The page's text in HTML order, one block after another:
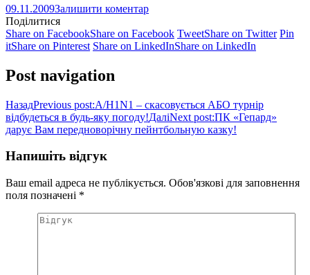
09.11.2009Залишити коментар
Поділитися
Share on FacebookShare on Facebook TweetShare on Twitter Pin
itShare on Pinterest Share on LinkedInShare on LinkedIn
Post navigation
НазадPrevious post:А/H1N1 – скасовується АБО турнір
відбудеться в будь-яку погоду!ДаліNext post:ПК «Гепард»
дарує Вам передноворічну пейнтбольную казку!
Напишіть відгук
Ваш email адреса не публікується. Обов'язкові для заповнення
поля позначені *